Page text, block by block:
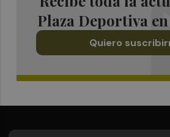
Plaza Deportiva
Quiero